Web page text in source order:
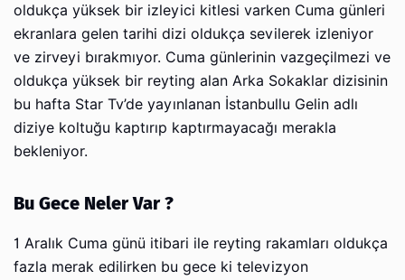
oldukça yüksek bir izleyici kitlesi varken Cuma günleri
ekranlara gelen tarihi dizi oldukça sevilerek izleniyor
ve zirveyi bırakmıyor. Cuma günlerinin vazgeçilmezi ve
oldukça yüksek bir reyting alan Arka Sokaklar dizisinin
bu hafta Star Tv’de yayınlanan İstanbullu Gelin adlı
diziye koltuğu kaptırıp kaptırmayacağı merakla
bekleniyor.
Bu Gece Neler Var ?
1 Aralık Cuma günü itibari ile reyting rakamları oldukça
fazla merak edilirken bu gece ki televizyon